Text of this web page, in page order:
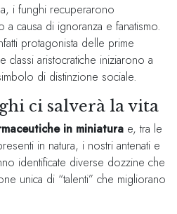
i funghi recuperarono
a causa di ignoranza e fanatismo.
protagonista delle prime
aristocratiche iniziarono a
di distinzione sociale.
ci salverà la vita
in miniatura e, tra le
in natura, i nostri antenati e
identificate diverse dozzine che
unica di “talenti” che migliorano